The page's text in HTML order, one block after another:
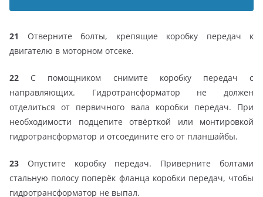
21
Отверните болты, крепящие коробку передач к
двигателю в моторном отсеке.
22 С помощником снимите коробку передач с
направляющих. Гидротрансформатор не должен
отделиться от первичного вала коробки передач. При
необходимости подцепите отвёрткой или монтировкой
гидротрансформатор и отсоедините его от планшайбы.
23 Опустите коробку передач. Приверните болтами
стальную полосу поперёк фланца коробки передач, чтобы
гидротрансформатор не выпал.